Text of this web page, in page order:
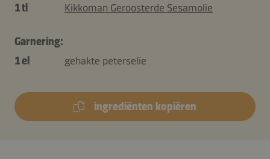
1 tl
Kikkoman Geroosterde Sesamolie
Garnering:
1 el
gehakte peterselie
ingrediënten kopiëren